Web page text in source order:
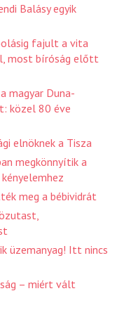
Balásy egyik
fajult a vita
most bíróság előtt
magyar Duna-
közel 80 éve
elnöknek a Tisza
megkönnyítik a
meg a bébividrát
üzemanyag! Itt nincs
– miért vált